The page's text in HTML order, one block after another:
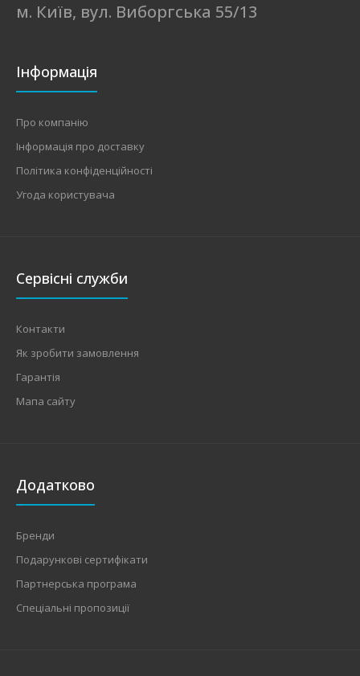
м. Київ, вул. Виборгська 55/13
Інформація
Про компанію
Інформація про доставку
Політика конфіденційності
Угода користувача
Сервісні служби
Контакти
Як зробити замовлення
Гарантія
Мапа сайту
Додатково
Бренди
Подарункові сертифікати
Партнерська програма
Спеціальні пропозиції